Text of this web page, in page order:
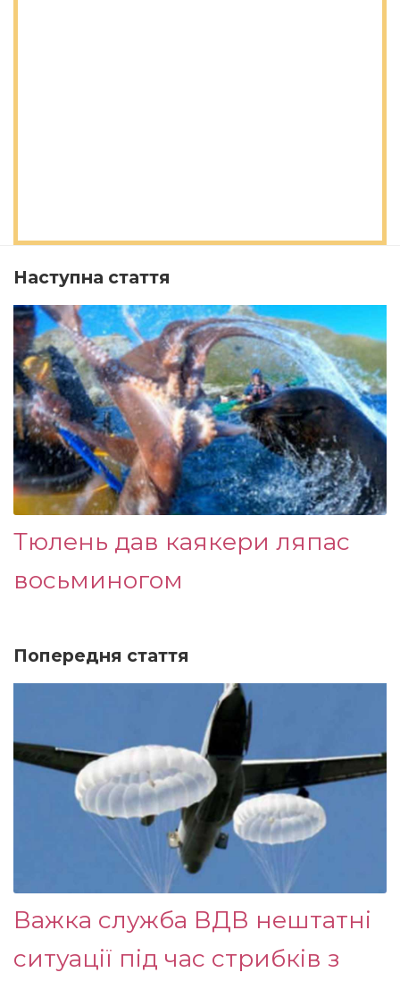
Наступна стаття
Тюлень дав каякери ляпас
восьминогом
Попередня стаття
Важка служба ВДВ нештатні
ситуації під час стрибків з